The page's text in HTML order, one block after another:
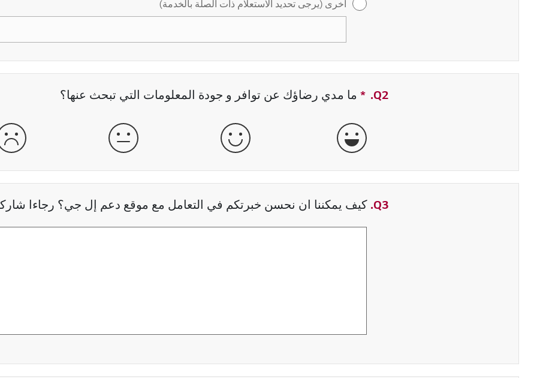
آخرى (يرجى تحديد الاستعلام ذات الصلة بالخدمة)
Q2.
* حقل مطلوب
ما مدي رضاؤك عن توافر و جودة المعلومات التي تبحث عنها؟
جيدة جداً جيدة عادية
Q3. كيف يمكننا ان نحسن خبرتكم في التعامل مع موقع دعم إل جي؟ رجاءا